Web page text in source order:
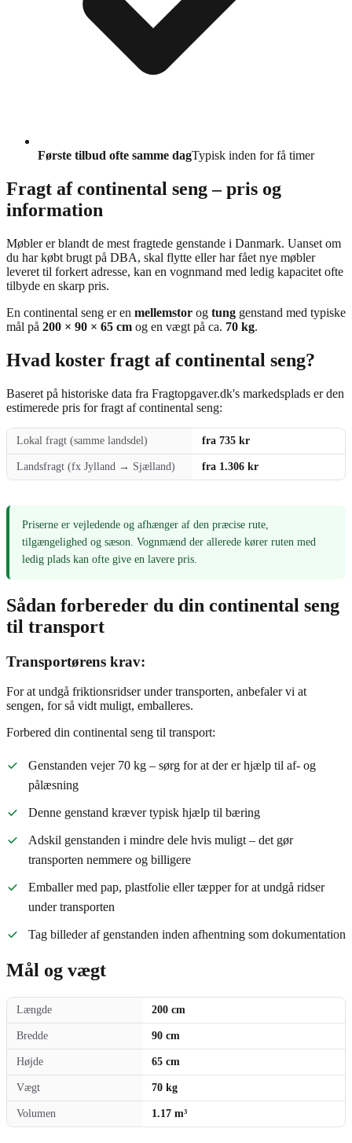
Første tilbud ofte samme dagTypisk inden for få timer
Fragt af continental seng – pris og
information
Møbler er blandt de mest fragtede genstande i Danmark. Uanset om
du har købt brugt på DBA, skal flytte eller har fået nye møbler
leveret til forkert adresse, kan en vognmand med ledig kapacitet ofte
tilbyde en skarp pris.
En continental seng er en mellemstor og tung genstand med typiske
mål på 200 × 90 × 65 cm og en vægt på ca. 70 kg.
Hvad koster fragt af continental seng?
Baseret på historiske data fra Fragtopgaver.dk's markedsplads er den
estimerede pris for fragt af continental seng:
Lokal fragt (samme landsdel) fra 735 kr
Landsfragt (fx Jylland → Sjælland) fra 1.306 kr
Priserne er vejledende og afhænger af den præcise rute,
tilgængelighed og sæson. Vognmænd der allerede kører ruten med
ledig plads kan ofte give en lavere pris.
Sådan forbereder du din continental seng
til transport
Transportørens krav:
For at undgå friktionsridser under transporten, anbefaler vi at
sengen, for så vidt muligt, emballeres.
Forbered din continental seng til transport:
Genstanden vejer 70 kg – sørg for at der er hjælp til af- og
pålæsning
Denne genstand kræver typisk hjælp til bæring
Adskil genstanden i mindre dele hvis muligt – det gør
transporten nemmere og billigere
Emballer med pap, plastfolie eller tæpper for at undgå ridser
under transporten
Tag billeder af genstanden inden afhentning som dokumentation
Mål og vægt
Længde 200 cm
Bredde 90 cm
Højde 65 cm
Vægt 70 kg
Volumen 1.17 m³